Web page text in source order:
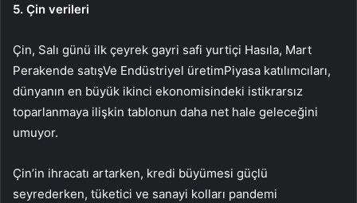
5. Çin verileri
Çin, Salı günü ilk çeyrek gayri safi yurtiçi Hasıla, Mart
Perakende satışVe Endüstriyel üretimPiyasa katılımcıları,
dünyanın en büyük ikinci ekonomisindeki istikrarsız
toparlanmaya ilişkin tablonun daha net hale geleceğini
umuyor.
Çin’in ihracatı artarken, kredi büyümesi güçlü
seyrederken, tüketici ve sanayi kolları pandemi